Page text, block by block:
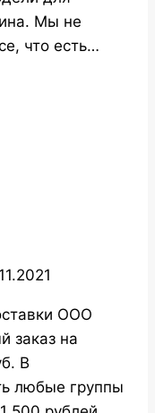
Мы не
что есть…
ООО
заказ на
В
любые группы